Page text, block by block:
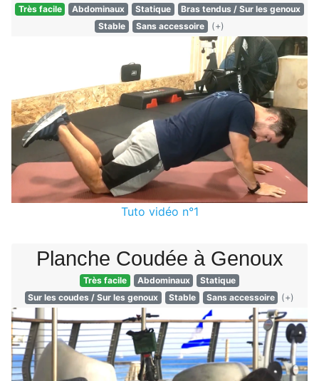
Très facile Abdominaux Statique Bras tendus /Sur les genoux
Stable
Sans accessoire (+)
Tuto vidéo n°1
Planche Coudée à Genoux
Très facile Abdominaux
Statique
Sur les coudes /Sur les genoux Stable Sans accessoire (+)